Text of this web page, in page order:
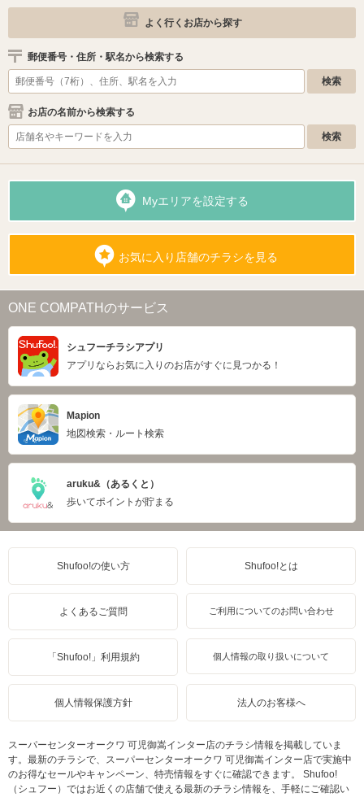
よく行くお店から探す
郵便番号・住所・駅名から検索する
お店の名前から検索する
Myエリアを設定する
お気に入り店舗のチラシを見る
ONE COMPATHのサービス
シュフーチラシアプリ
アプリならお気に入りのお店がすぐに見つかる！
Mapion
地図検索・ルート検索
aruku&（あるくと）
歩いてポイントが貯まる
Shufoo!の使い方 Shufoo!とは
よくあるご質問 ご利用についてのお問い合わせ
「Shufoo!」利用規約 個人情報の取り扱いについて
個人情報保護方針 法人のお客様へ
スーパーセンターオークワ 可児御嵩インター店のチラシ情報を掲載していま
す。最新のチラシで、スーパーセンターオークワ 可児御嵩インター店で実施中
のお得なセールやキャンペーン、特売情報をすぐに確認できます。 Shufoo!
（シュフー）ではお近くの店舗で使える最新のチラシ情報を、手軽にご確認い